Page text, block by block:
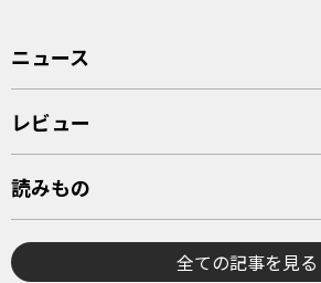
ニュース
レビュー
読みもの
全ての記事を見る